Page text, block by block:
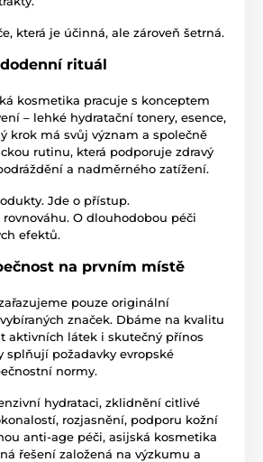
která je účinná, ale zároveň šetrná.
rituál
kosmetika pracuje s konceptem
– lehké hydratační tonery, esence,
krok má svůj význam a společně
rutinu, která podporuje zdravý
a nadměrného zatížení.
Jde o přístup.
rovnováhu. O dlouhodobou péči
efektů.
na prvním místě
pouze originální
značek. Dbáme na kvalitu
aktivních látek i skutečný přínos
splňují požadavky evropské
normy.
hydrataci, zklidnění citlivé
rozjasnění, podporu kožní
anti-age péči, asijská kosmetika
řešení založená na výzkumu a